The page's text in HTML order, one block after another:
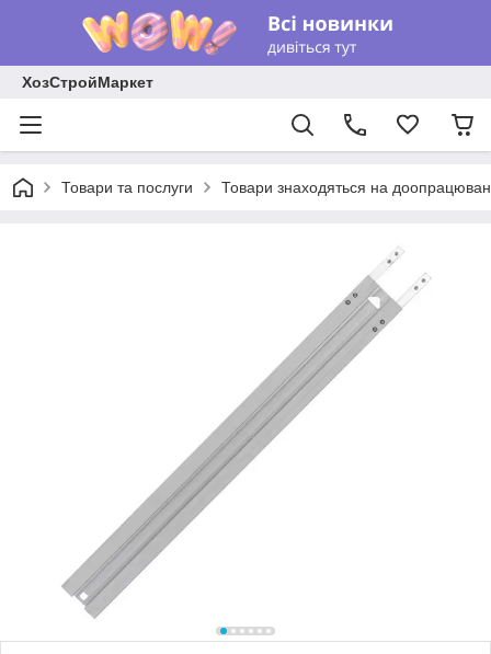
ХозСтройМаркет
Товари та послуги Товари знаходяться на